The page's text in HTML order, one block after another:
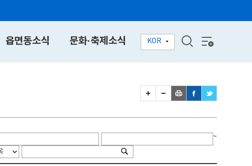
읍면동소식 문화·축제소식 KOR
~